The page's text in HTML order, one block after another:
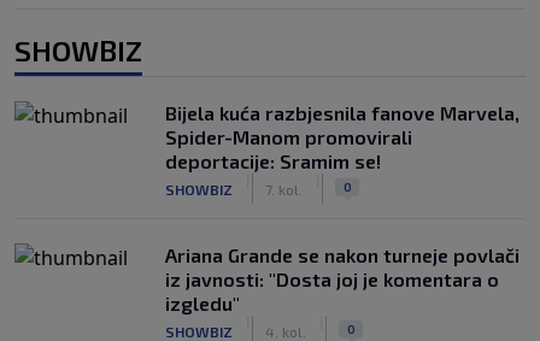
SHOWBIZ
Bijela kuća razbjesnila fanove Marvela,
Spider-Manom promovirali
deportacije: Sramim se!
SHOWBIZ 7. kol. 0
Ariana Grande se nakon turneje povlači
iz javnosti: "Dosta joj je komentara o
izgledu"
SHOWBIZ 4. kol. 0